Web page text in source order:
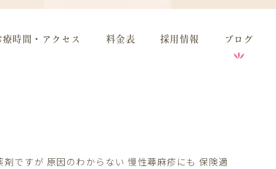
療時間・アクセス 料金表 採用情報 ブログ
ですが 原因のわからない 慢性蕁麻疹にも 保険適